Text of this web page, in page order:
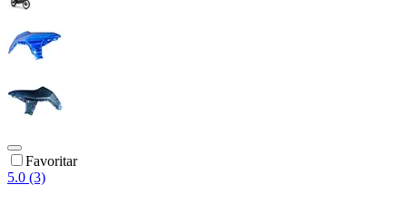
Favoritar
5.0 (3)